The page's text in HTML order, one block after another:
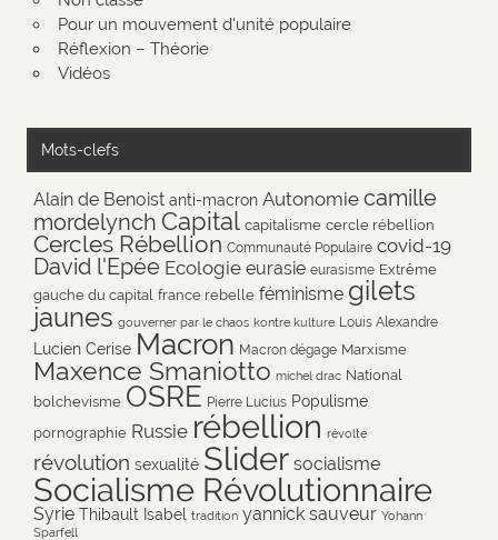
Pour un mouvement d'unité populaire
Réflexion – Théorie
Vidéos
Mots-clefs
Alain de Benoist anti-macron Autonomie camille
mordelynch Capital capitalisme cercle rébellion
Cercles Rébellion Communauté Populaire covid-19
David l'Epée Ecologie eurasie eurasisme Extrême
gauche du capital france rebelle féminisme gilets
jaunes gouverner par le chaos kontre kulture Louis Alexandre
Lucien Cerise Macron Macron dégage Marxisme
Maxence Smaniotto michel drac National
bolchevisme OSRE Pierre Lucius Populisme
pornographie Russie rébellion révolte
révolution sexualité Slider socialisme
Socialisme Révolutionnaire
Syrie Thibault Isabel tradition yannick sauveur Yohann
Sparfell